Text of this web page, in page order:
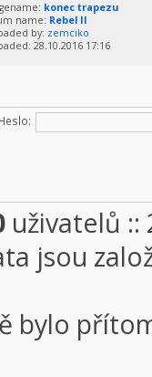
konec trapezu
name: Rebel II
by: zemciko
28.10.2016 17:16
Heslo:
uživatelů ::
jsou
bylo